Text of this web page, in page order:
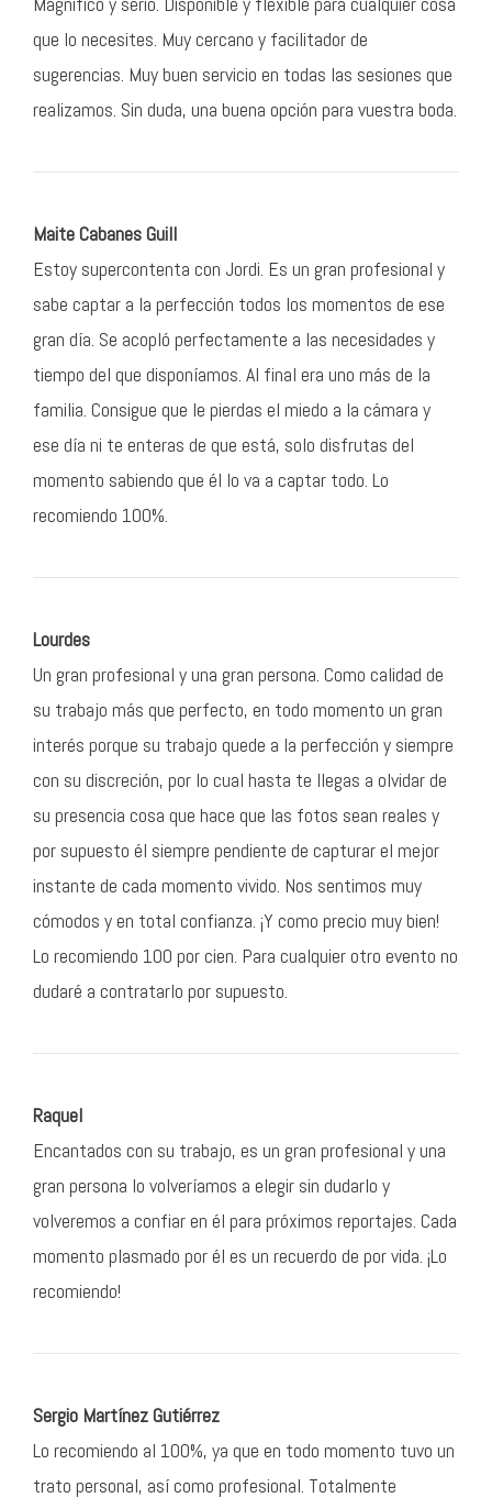
que lo necesites. Muy cercano y facilitador de
sugerencias. Muy buen servicio en todas las sesiones que
realizamos. Sin duda, una buena opción para vuestra boda.
Maite Cabanes Guill
Estoy supercontenta con Jordi. Es un gran profesional y
sabe captar a la perfección todos los momentos de ese
gran día. Se acopló perfectamente a las necesidades y
tiempo del que disponíamos. Al final era uno más de la
familia. Consigue que le pierdas el miedo a la cámara y
ese día ni te enteras de que está, solo disfrutas del
momento sabiendo que él lo va a captar todo. Lo
recomiendo 100%.
Lourdes
Un gran profesional y una gran persona. Como calidad de
su trabajo más que perfecto, en todo momento un gran
interés porque su trabajo quede a la perfección y siempre
con su discreción, por lo cual hasta te llegas a olvidar de
su presencia cosa que hace que las fotos sean reales y
por supuesto él siempre pendiente de capturar el mejor
instante de cada momento vivido. Nos sentimos muy
cómodos y en total confianza. ¡Y como precio muy bien!
Lo recomiendo 100 por cien. Para cualquier otro evento no
dudaré a contratarlo por supuesto.
Raquel
Encantados con su trabajo, es un gran profesional y una
gran persona lo volveríamos a elegir sin dudarlo y
volveremos a confiar en él para próximos reportajes. Cada
momento plasmado por él es un recuerdo de por vida. ¡Lo
recomiendo!
Sergio Martínez Gutiérrez
Lo recomiendo al 100%, ya que en todo momento tuvo un
trato personal, así como profesional. Totalmente